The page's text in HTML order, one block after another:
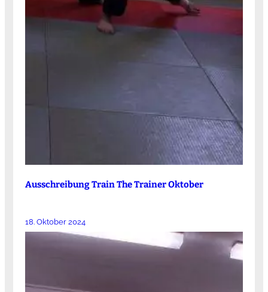
Ausschreibung Train The Trainer Oktober
18. Oktober 2024